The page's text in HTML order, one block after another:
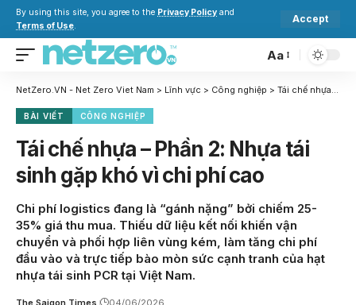
By using this site, you agree to the Privacy Policy and
Terms of Use.
Accept
Aa
NetZero.VN - Net Zero Viet Nam > Lĩnh vực > Công nghiệp > Tái chế nhựa – Phần 2: Nhựa tái sinh gặp khó vì chi phí cao
BÀI VIẾT CÔNG NGHIỆP
Tái chế nhựa – Phần 2: Nhựa tái
sinh gặp khó vì chi phí cao
Chi phí logistics đang là “gánh nặng” bởi chiếm 25-
35% giá thu mua. Thiếu dữ liệu kết nối khiến vận
chuyển và phối hợp liên vùng kém, làm tăng chi phí
đầu vào và trực tiếp bào mòn sức cạnh tranh của hạt
nhựa tái sinh PCR tại Việt Nam.
The Saigon Times 04/06/2026